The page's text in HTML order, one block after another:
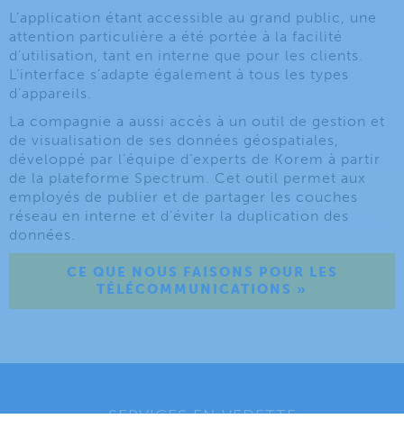
L’application étant accessible au grand public, une
attention particulière a été portée à la facilité
d’utilisation, tant en interne que pour les clients.
L’interface s’adapte également à tous les types
d’appareils.
La compagnie a aussi accès à un outil de gestion et
de visualisation de ses données géospatiales,
développé par l’équipe d’experts de Korem à partir
de la plateforme Spectrum. Cet outil permet aux
employés de publier et de partager les couches
réseau en interne et d’éviter la duplication des
données.
CE QUE NOUS FAISONS POUR LES
TÉLÉCOMMUNICATIONS »
SERVICES EN VEDETTE